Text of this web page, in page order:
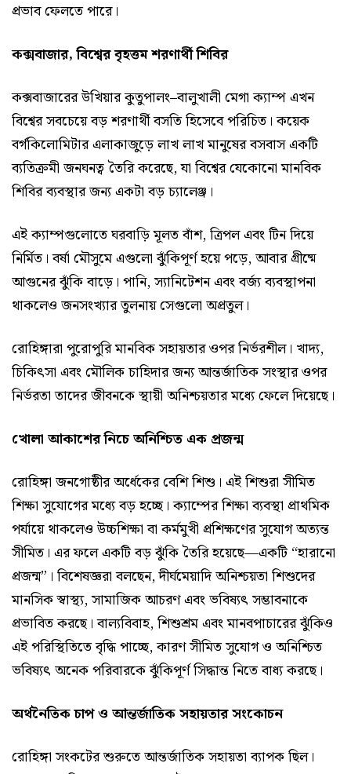
প্রভাব ফেলতে পারে।
কক্সবাজার, বিশ্বের বৃহত্তম শরণার্থী শিবির
কক্সবাজারের উখিয়ার কুতুপালং–বালুখালী মেগা ক্যাম্প এখন
বিশ্বের সবচেয়ে বড় শরণার্থী বসতি হিসেবে পরিচিত। কয়েক
বর্গকিলোমিটার এলাকাজুড়ে লাখ লাখ মানুষের বসবাস একটি
ব্যতিক্রমী জনঘনত্ব তৈরি করেছে, যা বিশ্বের যেকোনো মানবিক
শিবির ব্যবস্থার জন্য একটা বড় চ্যালেঞ্জ।
এই ক্যাম্পগুলোতে ঘরবাড়ি মূলত বাঁশ, ত্রিপল এবং টিন দিয়ে
নির্মিত। বর্ষা মৌসুমে এগুলো ঝুঁকিপূর্ণ হয়ে পড়ে, আবার গ্রীষ্মে
আগুনের ঝুঁকি বাড়ে। পানি, স্যানিটেশন এবং বর্জ্য ব্যবস্থাপনা
থাকলেও জনসংখ্যার তুলনায় সেগুলো অপ্রতুল।
রোহিঙ্গারা পুরোপুরি মানবিক সহায়তার ওপর নির্ভরশীল। খাদ্য,
চিকিৎসা এবং মৌলিক চাহিদার জন্য আন্তর্জাতিক সংস্থার ওপর
নির্ভরতা তাদের জীবনকে স্থায়ী অনিশ্চয়তার মধ্যে ফেলে দিয়েছে।
খোলা আকাশের নিচে অনিশ্চিত এক প্রজন্ম
রোহিঙ্গা জনগোষ্ঠীর অর্ধেকের বেশি শিশু। এই শিশুরা সীমিত
শিক্ষা সুযোগের মধ্যে বড় হচ্ছে। ক্যাম্পের শিক্ষা ব্যবস্থা প্রাথমিক
পর্যায়ে থাকলেও উচ্চশিক্ষা বা কর্মমুখী প্রশিক্ষণের সুযোগ অত্যন্ত
সীমিত। এর ফলে একটি বড় ঝুঁকি তৈরি হয়েছে—একটি “হারানো
প্রজন্ম”। বিশেষজ্ঞরা বলছেন, দীর্ঘমেয়াদি অনিশ্চয়তা শিশুদের
মানসিক স্বাস্থ্য, সামাজিক আচরণ এবং ভবিষ্যৎ সম্ভাবনাকে
প্রভাবিত করছে। বাল্যবিবাহ, শিশুশ্রম এবং মানবপাচারের ঝুঁকিও
এই পরিস্থিতিতে বৃদ্ধি পাচ্ছে, কারণ সীমিত সুযোগ ও অনিশ্চিত
ভবিষ্যৎ অনেক পরিবারকে ঝুঁকিপূর্ণ সিদ্ধান্ত নিতে বাধ্য করছে।
অর্থনৈতিক চাপ ও আন্তর্জাতিক সহায়তার সংকোচন
রোহিঙ্গা সংকটের শুরুতে আন্তর্জাতিক সহায়তা ব্যাপক ছিল।